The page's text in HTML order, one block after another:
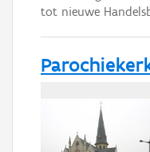
tot nieuwe